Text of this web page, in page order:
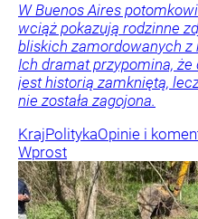
W Buenos Aires
wciąż pokazują rodzinne
bliskich zamordowanych z
Ich dramat przypomina, że
jest historią zamkniętą,
nie została zagojona.
KrajPolitykaOpinie i
Wprost